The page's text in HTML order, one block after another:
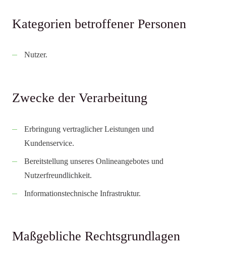
Kategorien betroffener Personen
Nutzer.
Zwecke der Verarbeitung
Erbringung vertraglicher Leistungen und
Kundenservice.
Bereitstellung unseres Onlineangebotes und
Nutzerfreundlichkeit.
Informationstechnische Infrastruktur.
Maßgebliche Rechtsgrundlagen